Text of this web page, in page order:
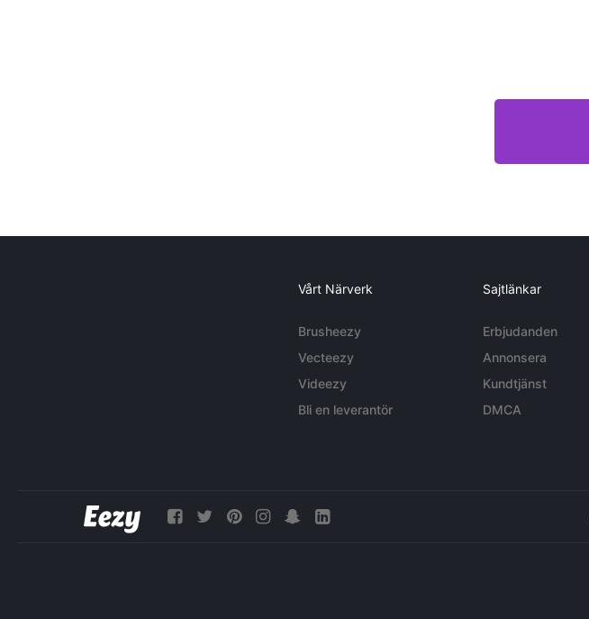
Vårt Närverk
Brusheezy
Vecteezy
Videezy
Bli en leverantör
Sajtlänkar
Erbjudanden
Annonsera
Kundtjänst
DMCA